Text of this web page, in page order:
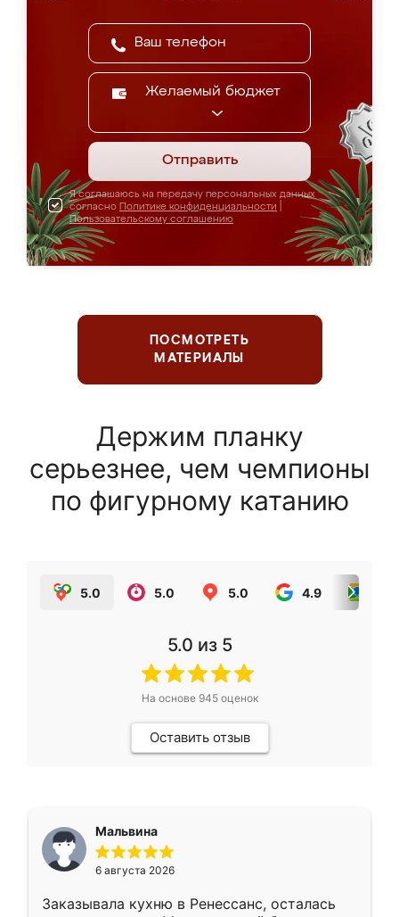
Желаемый бюджет
Отправить
Я соглашаюсь на передачу персональных данных
согласно Политике конфиденциальности
Пользовательскому соглашению
ПОСМОТРЕТЬ
МАТЕРИАЛЫ
Держим планку
серьезнее, чем чемпионы
по фигурному катанию
5.0 5.0 5.0 4.9
5.0 из 5
На основе 945оценок
Оставить отзыв
Мальвина
6 августа 2026
Заказывала кухню в Ренессанс, осталась